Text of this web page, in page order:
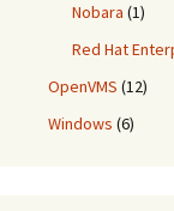
Nobara (1)
Red Hat
OpenVMS (12)
Windows (6)